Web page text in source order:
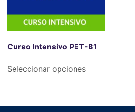
Curso Intensivo PET-B1
Seleccionar opciones